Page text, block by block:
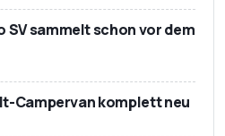
SV sammelt schon vor dem
Campervan komplett neu